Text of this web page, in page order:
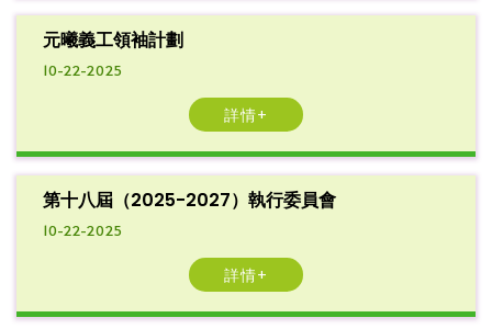
元曦義工領袖計劃
10-22-2025
詳情+
第十八屆（2025-2027）執行委員會
10-22-2025
詳情+